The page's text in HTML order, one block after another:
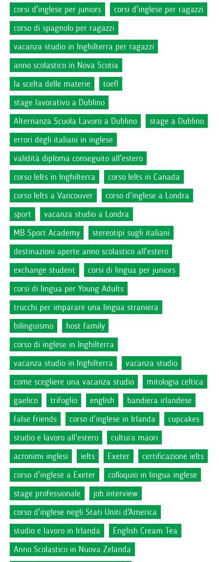
corsi d'inglese per juniors
corsi d'inglese per ragazzi
corso di spagnolo per ragazzi
vacanza studio in Inghilterra per ragazzi
anno scolastico in Nova Scotia
la scelta delle materie
toefl
stage lavorativo a Dublino
Alternanza Scuola Lavoro a Dublino
stage a Dublino
errori degli italiani in inglese
validità diploma conseguito all'estero
corso Ielts in Inghilterra
corso Ielts in Canada
corso Ielts a Vancouver
corso d'inglese a Londra
sport
vacanza studio a Londra
MB Sport Academy
stereotipi sugli italiani
destinazioni aperte anno scolastico all'estero
exchange student
corsi di lingua per juniors
corsi di lingua per Young Adults
trucchi per imparare una lingua straniera
bilinguismo
host family
corso di inglese in Inghilterra
vacanza studio in Inghilterra
vacanza studio
come scegliere una vacanza studio
mitologia celtica
gaelico
trifoglio english
bandiera irlandese
false friends
corso d'inglese in Irlanda
cupcakes
studio e lavoro all'estero
cultura maori
acronimi inglesi
ielts Exeter
certificazione ielts
corso d'inglese a Exeter
colloquio in lingua inglese
stage professionale
job interview
corso d'inglese negli Stati Uniti d'America
studio e lavoro in Irlanda
English Cream Tea
Anno Scolastico in Nuova Zelanda